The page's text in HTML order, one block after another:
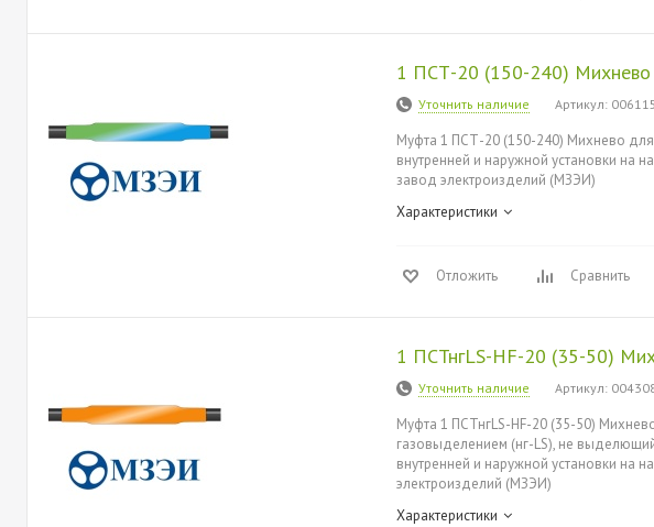
1 ПСТ-20 (150-240) Михнево
Уточнить наличие Артикул: 006115
Муфта 1 ПСТ-20 (150-240) Михнево для
внутренней и наружной установки на
завод электроизделий (МЗЭИ)
Характеристики
Отложить Сравнить
1 ПСТнгLS-HF-20 (35-50)
Уточнить наличие Артикул:
Муфта 1 ПСТнгLS-HF-20 (35-50)
газовыделением (нг-LS), не
внутренней и наружной установки на
электроизделий (МЗЭИ)
Характеристики